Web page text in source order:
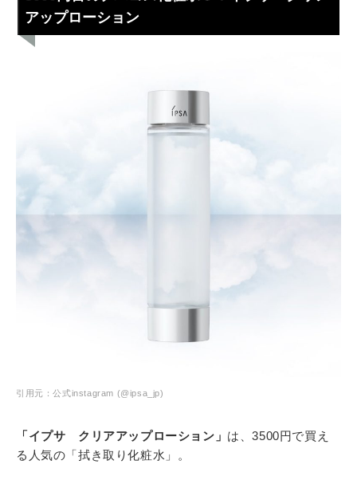
アップローション
引用元：公式instagram (@ipsa_jp)
「イプサ クリアアップローション」 は、3500円で買え
る人気の「拭き取り化粧水」。